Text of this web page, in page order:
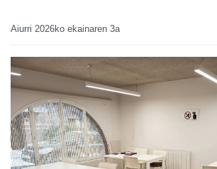
Aiurri 2026ko ekainaren 3a